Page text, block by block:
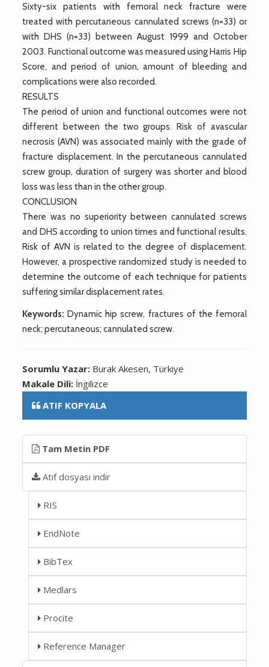
Sixty-six patients with femoral neck fracture were
treated with percutaneous cannulated screws (n=33) or
with DHS (n=33) between August 1999 and October
2003. Functional outcome was measured using Harris Hip
Score, and period of union, amount of bleeding and
complications were also recorded.
RESULTS
The period of union and functional outcomes were not
different between the two groups. Risk of avascular
necrosis (AVN) was associated mainly with the grade of
fracture displacement. In the percutaneous cannulated
screw group, duration of surgery was shorter and blood
loss was less than in the other group.
CONCLUSION
There was no superiority between cannulated screws
and DHS according to union times and functional results.
Risk of AVN is related to the degree of displacement.
However, a prospective randomized study is needed to
determine the outcome of each technique for patients
suffering similar displacement rates.
Keywords: Dynamic hip screw, fractures of the femoral
neck; percutaneous; cannulated screw.
Sorumlu Yazar: Burak Akesen, Türkiye
Makale Dili: İngilizce
ATIF KOPYALA
Tam Metin PDF
Atıf dosyası indir
RIS
EndNote
BibTex
Medlars
Procite
Reference Manager